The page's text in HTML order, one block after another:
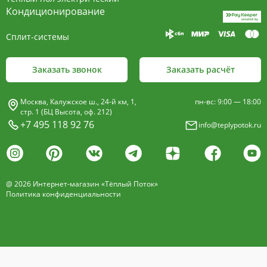
пластины, покрыт износостойким порошковым
покрытием чёрного цвета.
- изготавливается двух типов: рулонная и
анодированный алюминий четырёх цветов -
золото, бронза, чёрный, серебро (без доплат)
дерево – дуб натуральный
нержавеющая сталь
Кондиционирование
Сплит-системы
Заказать звонок Заказать расчёт
Москва, Калужское ш., 24-й км, 1,
стр. 1 (БЦ Высота, оф. 212)
+7 495 118 92 76
пн-вс: 9:00 — 18:00
info@teplypotok.ru
@ 2026 Интернет-магазин «Тёплый Поток»
Политика конфиденциальности